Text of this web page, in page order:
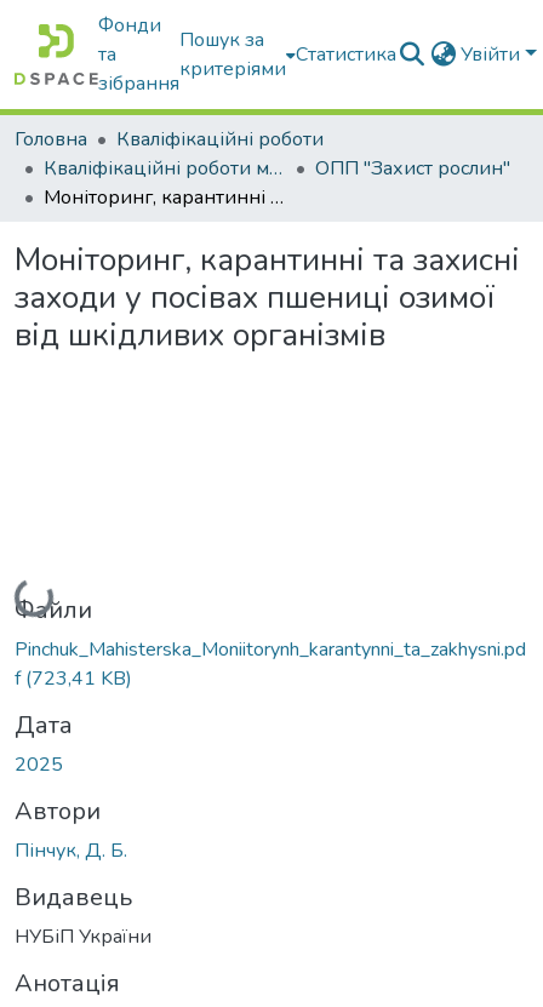
Фонди
та
зібрання
Пошук за
критеріями
Статистика Увійти
Головна
Кваліфікаційні роботи
Кваліфікаційні роботи магістрів
ОПП "Захист рослин"
Моніторинг, карантинні та захисні заходи у посівах пшениці озимої від шкідливих організмів
Моніторинг, карантинні та захисні
заходи у посівах пшениці озимої
від шкідливих організмів
Вантажиться...
Файли
Pinchuk_Mahisterska_Moniitorynh_karantynni_ta_zakhysni.pd
f(723,41 KB)
Дата
2025
Автори
Пінчук, Д. Б.
Видавець
НУБіП України
Анотація